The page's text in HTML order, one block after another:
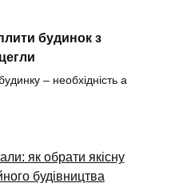
будинок з
– необхідність а